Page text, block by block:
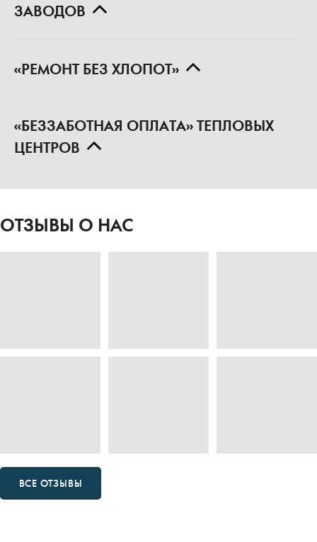
ЗАВОДОВ
«РЕМОНТ БЕЗ ХЛОПОТ»
«БЕЗЗАБОТНАЯ ОПЛАТА» ТЕПЛОВЫХ
ЦЕНТРОВ
ОТЗЫВЫ О НАС
ВСЕ ОТЗЫВЫ